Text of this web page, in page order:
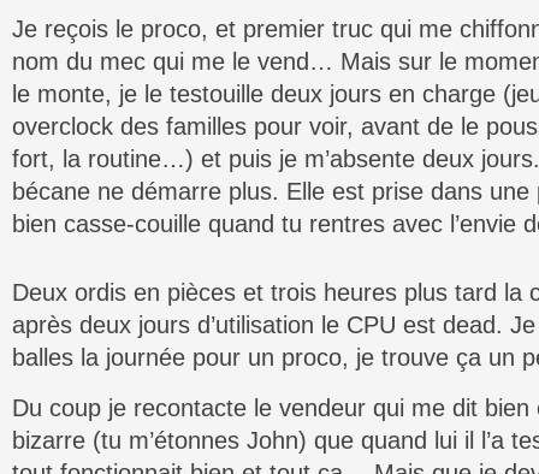
Je reçois le proco, et premier truc qui me
nom du mec qui me le vend… Mais sur le
le monte, je le testouille deux jours en charge
overclock des familles pour voir, avant de le
fort, la routine…) et puis je m’absente deux
bécane ne démarre plus. Elle est prise dans
bien casse-couille quand tu rentres avec l’envie
Deux ordis en pièces et trois heures plus tard la
après deux jours d’utilisation le CPU est dead.
balles la journée pour un proco, je trouve ça un
Du coup je recontacte le vendeur qui me dit bien
bizarre (tu m’étonnes John) que quand lui il l’a